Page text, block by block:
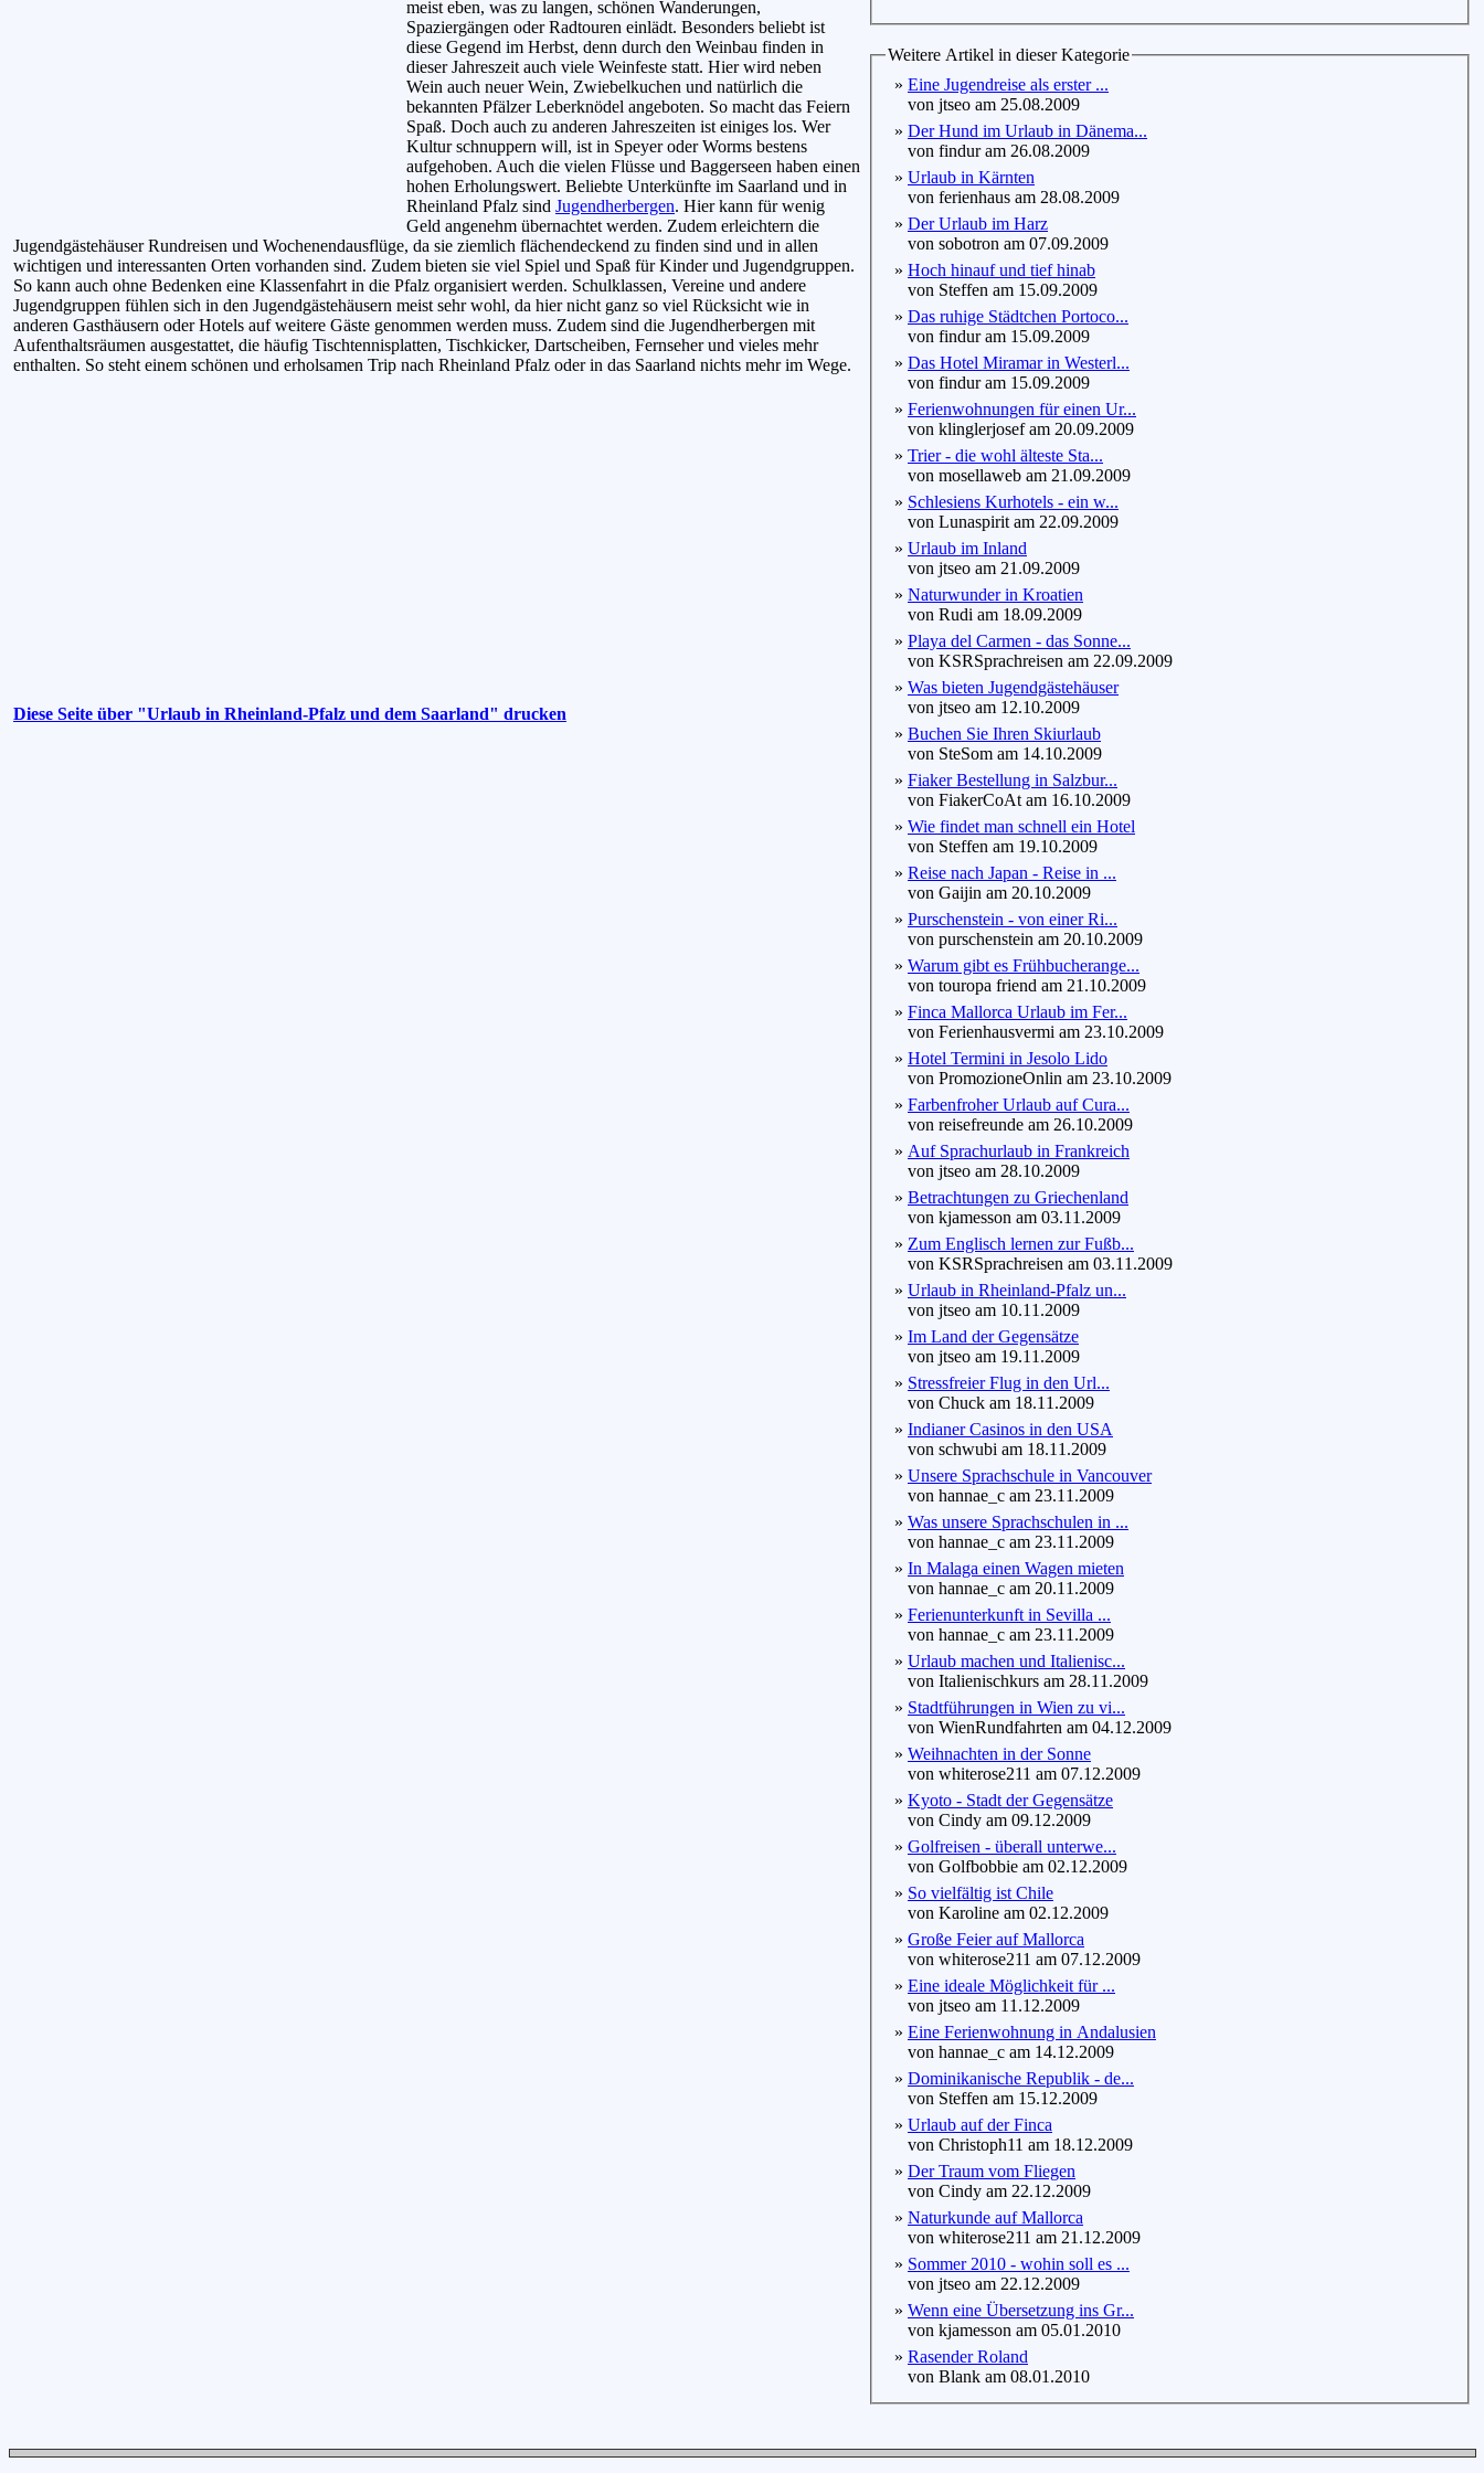
meist eben, was zu langen, schönen Wanderungen,
Spaziergängen oder Radtouren einlädt. Besonders beliebt ist
diese Gegend im Herbst, denn durch den Weinbau finden in
dieser Jahreszeit auch viele Weinfeste statt. Hier wird neben
Wein auch neuer Wein, Zwiebelkuchen und natürlich die
bekannten Pfälzer Leberknödel angeboten. So macht das Feiern
Spaß. Doch auch zu anderen Jahreszeiten ist einiges los. Wer
Kultur schnuppern will, ist in Speyer oder Worms bestens
aufgehoben. Auch die vielen Flüsse und Baggerseen haben einen
hohen Erholungswert. Beliebte Unterkünfte im Saarland und in
Rheinland Pfalz sind Jugendherbergen. Hier kann für wenig
Geld angenehm übernachtet werden. Zudem erleichtern die
Jugendgästehäuser Rundreisen und Wochenendausflüge, da sie ziemlich flächendeckend zu finden sind und in allen
wichtigen und interessanten Orten vorhanden sind. Zudem bieten sie viel Spiel und Spaß für Kinder und Jugendgruppen.
So kann auch ohne Bedenken eine Klassenfahrt in die Pfalz organisiert werden. Schulklassen, Vereine und andere
Jugendgruppen fühlen sich in den Jugendgästehäusern meist sehr wohl, da hier nicht ganz so viel Rücksicht wie in
anderen Gasthäusern oder Hotels auf weitere Gäste genommen werden muss. Zudem sind die Jugendherbergen mit
Aufenthaltsräumen ausgestattet, die häufig Tischtennisplatten, Tischkicker, Dartscheiben, Fernseher und vieles mehr
enthalten. So steht einem schönen und erholsamen Trip nach Rheinland Pfalz oder in das Saarland nichts mehr im Wege.
Diese Seite über "Urlaub in Rheinland-Pfalz und dem Saarland" drucken
Weitere Artikel in dieser Kategorie
» Eine Jugendreise als erster ...
von jtseo am 25.08.2009
» Der Hund im Urlaub in Dänema...
von findur am 26.08.2009
» Urlaub in Kärnten
von ferienhaus am 28.08.2009
» Der Urlaub im Harz
von sobotron am 07.09.2009
» Hoch hinauf und tief hinab
von Steffen am 15.09.2009
» Das ruhige Städtchen Portoco...
von findur am 15.09.2009
» Das Hotel Miramar in Westerl...
von findur am 15.09.2009
» Ferienwohnungen für einen Ur...
von klinglerjosef am 20.09.2009
» Trier - die wohl älteste Sta...
von mosellaweb am 21.09.2009
» Schlesiens Kurhotels - ein w...
von Lunaspirit am 22.09.2009
» Urlaub im Inland
von jtseo am 21.09.2009
» Naturwunder in Kroatien
von Rudi am 18.09.2009
» Playa del Carmen - das Sonne...
von KSRSprachreisen am 22.09.2009
» Was bieten Jugendgästehäuser
von jtseo am 12.10.2009
» Buchen Sie Ihren Skiurlaub
von SteSom am 14.10.2009
» Fiaker Bestellung in Salzbur...
von FiakerCoAt am 16.10.2009
» Wie findet man schnell ein Hotel
von Steffen am 19.10.2009
» Reise nach Japan - Reise in ...
von Gaijin am 20.10.2009
» Purschenstein - von einer Ri...
von purschenstein am 20.10.2009
» Warum gibt es Frühbucherange...
von touropa friend am 21.10.2009
» Finca Mallorca Urlaub im Fer...
von Ferienhausvermi am 23.10.2009
» Hotel Termini in Jesolo Lido
von PromozioneOnlin am 23.10.2009
» Farbenfroher Urlaub auf Cura...
von reisefreunde am 26.10.2009
» Auf Sprachurlaub in Frankreich
von jtseo am 28.10.2009
» Betrachtungen zu Griechenland
von kjamesson am 03.11.2009
» Zum Englisch lernen zur Fußb...
von KSRSprachreisen am 03.11.2009
» Urlaub in Rheinland-Pfalz un...
von jtseo am 10.11.2009
» Im Land der Gegensätze
von jtseo am 19.11.2009
» Stressfreier Flug in den Url...
von Chuck am 18.11.2009
» Indianer Casinos in den USA
von schwubi am 18.11.2009
» Unsere Sprachschule in Vancouver
von hannae_c am 23.11.2009
» Was unsere Sprachschulen in ...
von hannae_c am 23.11.2009
» In Malaga einen Wagen mieten
von hannae_c am 20.11.2009
» Ferienunterkunft in Sevilla ...
von hannae_c am 23.11.2009
» Urlaub machen und Italienisc...
von Italienischkurs am 28.11.2009
» Stadtführungen in Wien zu vi...
von WienRundfahrten am 04.12.2009
» Weihnachten in der Sonne
von whiterose211 am 07.12.2009
» Kyoto - Stadt der Gegensätze
von Cindy am 09.12.2009
» Golfreisen - überall unterwe...
von Golfbobbie am 02.12.2009
» So vielfältig ist Chile
von Karoline am 02.12.2009
» Große Feier auf Mallorca
von whiterose211 am 07.12.2009
» Eine ideale Möglichkeit für ...
von jtseo am 11.12.2009
» Eine Ferienwohnung in Andalusien
von hannae_c am 14.12.2009
» Dominikanische Republik - de...
von Steffen am 15.12.2009
» Urlaub auf der Finca
von Christoph11 am 18.12.2009
» Der Traum vom Fliegen
von Cindy am 22.12.2009
» Naturkunde auf Mallorca
von whiterose211 am 21.12.2009
» Sommer 2010 - wohin soll es ...
von jtseo am 22.12.2009
» Wenn eine Übersetzung ins Gr...
von kjamesson am 05.01.2010
» Rasender Roland
von Blank am 08.01.2010